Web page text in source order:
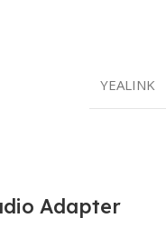
YEALINK
Adapter